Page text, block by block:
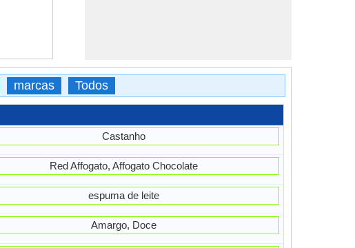
marcas Todos
Castanho
Red Affogato, Affogato Chocolate
espuma de leite
Amargo, Doce